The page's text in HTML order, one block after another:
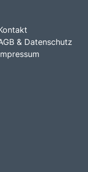
& Datenschutz